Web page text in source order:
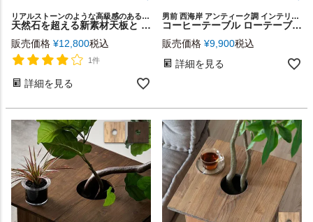
リアルストーンのような高級感のある見た目と、扱いやすい高機能性が人気のハイセンスな家具シリーズ「ART STONE furniture」のサイドテーブル
天然石を超える新素材天板と 天然ラバーウッドのサイドテーブル[c-84313]
販売価格 ¥12,800税込
1件
詳細を見る
男前 西海岸 アンティーク調 インテリア 机 シンプル 家具 ソファーテーブル デスク 仕事 勉強 オフィス コーヒー カフェ 一人暮らし 収納
コーヒーテーブル ローテーブル アイアン フレーム テーブル ブラウン ブラック 約 W 90cm D 50cm H 41cm TABAS タバス ソファテーブル センターテーブル リビングテーブル 木製 おしゃれ 北欧 無垢材 スチール ノートパソコン 在宅勤務 リモートワーク [63061]
販売価格 ¥9,900税込
詳細を見る